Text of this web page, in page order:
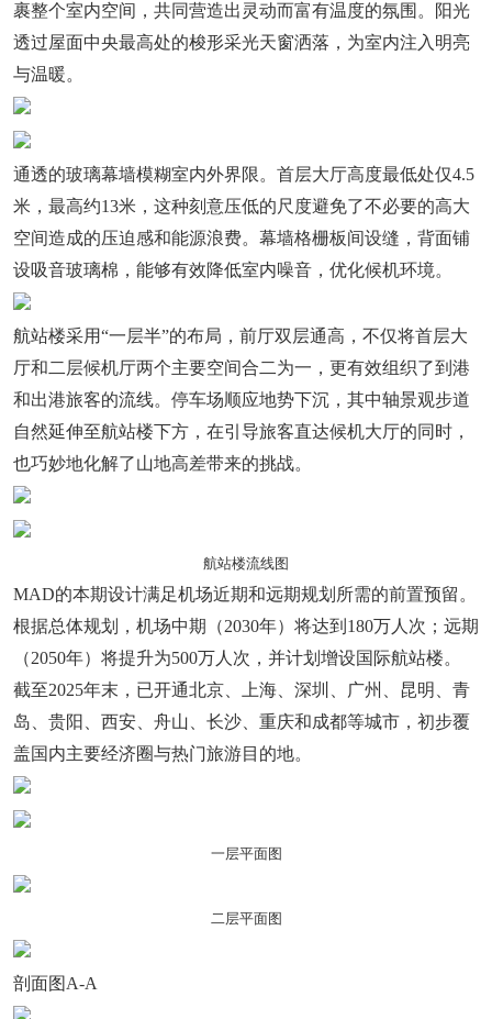
裹整个室内空间，共同营造出灵动而富有温度的氛围。阳光
透过屋面中央最高处的梭形采光天窗洒落，为室内注入明亮
与温暖。
通透的玻璃幕墙模糊室内外界限。首层大厅高度最低处仅4.5
米，最高约13米，这种刻意压低的尺度避免了不必要的高大
空间造成的压迫感和能源浪费。幕墙格栅板间设缝，背面铺
设吸音玻璃棉，能够有效降低室内噪音，优化候机环境。
航站楼采用“一层半”的布局，前厅双层通高，不仅将首层大
厅和二层候机厅两个主要空间合二为一，更有效组织了到港
和出港旅客的流线。停车场顺应地势下沉，其中轴景观步道
自然延伸至航站楼下方，在引导旅客直达候机大厅的同时，
也巧妙地化解了山地高差带来的挑战。
航站楼流线图
MAD的本期设计满足机场近期和远期规划所需的前置预留。
根据总体规划，机场中期（2030年）将达到180万人次；远期
（2050年）将提升为500万人次，并计划增设国际航站楼。
截至2025年末，已开通北京、上海、深圳、广州、昆明、青
岛、贵阳、西安、舟山、长沙、重庆和成都等城市，初步覆
盖国内主要经济圈与热门旅游目的地。
一层平面图
二层平面图
剖面图A-A